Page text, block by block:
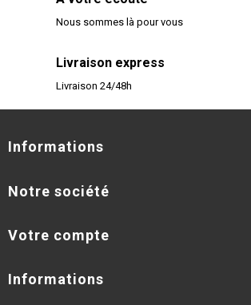
Nous sommes là pour vous
Livraison express
Livraison 24/48h
Informations
Notre société
Votre compte
Informations